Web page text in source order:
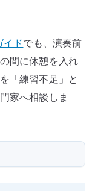
ドでも、演奏前
間に休憩を入れ
「練習不足」と
家へ相談しま